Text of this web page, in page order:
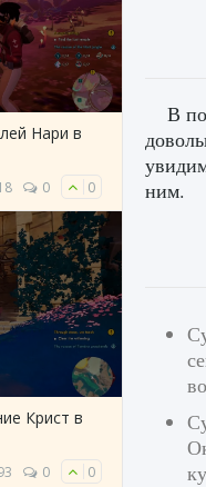
Нари в
0 0
Крист в
0 0
В
ним.